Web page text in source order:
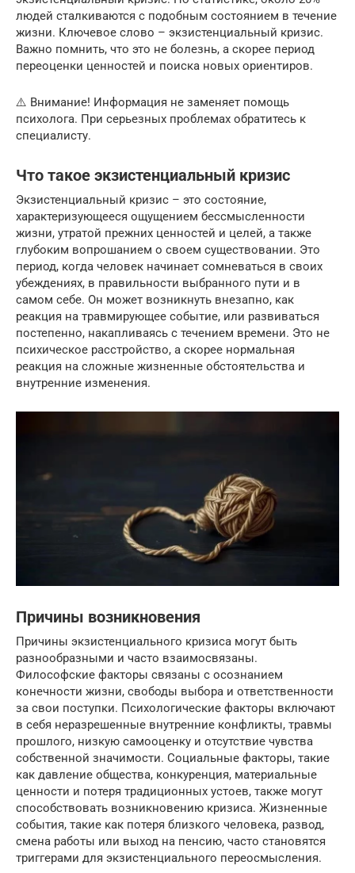
людей сталкиваются с подобным состоянием в течение
жизни. Ключевое слово – экзистенциальный кризис.
Важно помнить, что это не болезнь, а скорее период
переоценки ценностей и поиска новых ориентиров.
⚠️ Внимание! Информация не заменяет помощь
психолога. При серьезных проблемах обратитесь к
специалисту.
Что такое экзистенциальный кризис
Экзистенциальный кризис – это состояние,
характеризующееся ощущением бессмысленности
жизни, утратой прежних ценностей и целей, а также
глубоким вопрошанием о своем существовании. Это
период, когда человек начинает сомневаться в своих
убеждениях, в правильности выбранного пути и в
самом себе. Он может возникнуть внезапно, как
реакция на травмирующее событие, или развиваться
постепенно, накапливаясь с течением времени. Это не
психическое расстройство, а скорее нормальная
реакция на сложные жизненные обстоятельства и
внутренние изменения.
Причины возникновения
Причины экзистенциального кризиса могут быть
разнообразными и часто взаимосвязаны.
Философские факторы связаны с осознанием
конечности жизни, свободы выбора и ответственности
за свои поступки. Психологические факторы включают
в себя неразрешенные внутренние конфликты, травмы
прошлого, низкую самооценку и отсутствие чувства
собственной значимости. Социальные факторы, такие
как давление общества, конкуренция, материальные
ценности и потеря традиционных устоев, также могут
способствовать возникновению кризиса. Жизненные
события, такие как потеря близкого человека, развод,
смена работы или выход на пенсию, часто становятся
триггерами для экзистенциального переосмысления.